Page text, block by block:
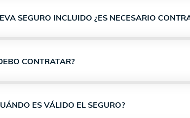
SEGURO INCLUIDO ¿ES NECESARIO
CONTRATAR?
ES VÁLIDO EL SEGURO?